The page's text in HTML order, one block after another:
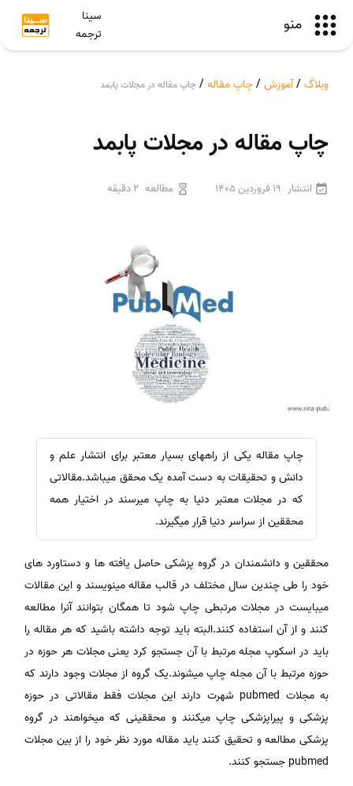
منو
سینا
ترجمه
وبلاگ /آموزش /چاپ مقاله / چاپ مقاله در مجلات پابمد
چاپ مقاله در مجلات پابمد
انتشار 19 فروردین 1405 مطالعه 2 دقیقه
چاپ مقاله یکی از راههای بسیار معتبر برای انتشار علم و
دانش و تحقیقات به دست آمده یک محقق میباشد.مقالاتی
که در مجلات معتبر دنیا به چاپ میرسند در اختیار همه
محققین از سراسر دنیا قرار میگیرند.
محققین و دانشمندان در گروه پزشکی حاصل یافته ها و دستاورد های
خود را طی چندین سال مختلف در قالب مقاله مینویسند و این مقالات
میبایست در مجلات مرتبطی چاپ شود تا همگان بتوانند آنرا مطالعه
کنند و از آن استفاده کنند.البته باید توجه داشته باشید که هر مقاله را
باید در اسکوپ مجله مرتبط با آن جستجو کرد یعنی مجلات هر حوزه در
حوزه مرتبط با آن مجله چاپ میشوند.یک گروه از مجلات وجود دارند که
به مجلات pubmed شهرت دارند این مجلات فقط مقالاتی در حوزه
پزشکی و پیراپزشکی چاپ میکنند و محققینی که میخواهند در گروه
پزشکی مطالعه و تحقیق کنند باید مقاله مورد نظر خود را از بین مجلات
pubmed جستجو کنند.